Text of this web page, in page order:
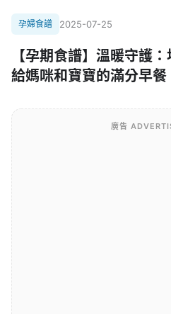
孕婦食譜 2025-07-25
【孕期食譜】溫暖守護
給媽咪和寶寶的滿分早餐
廣告